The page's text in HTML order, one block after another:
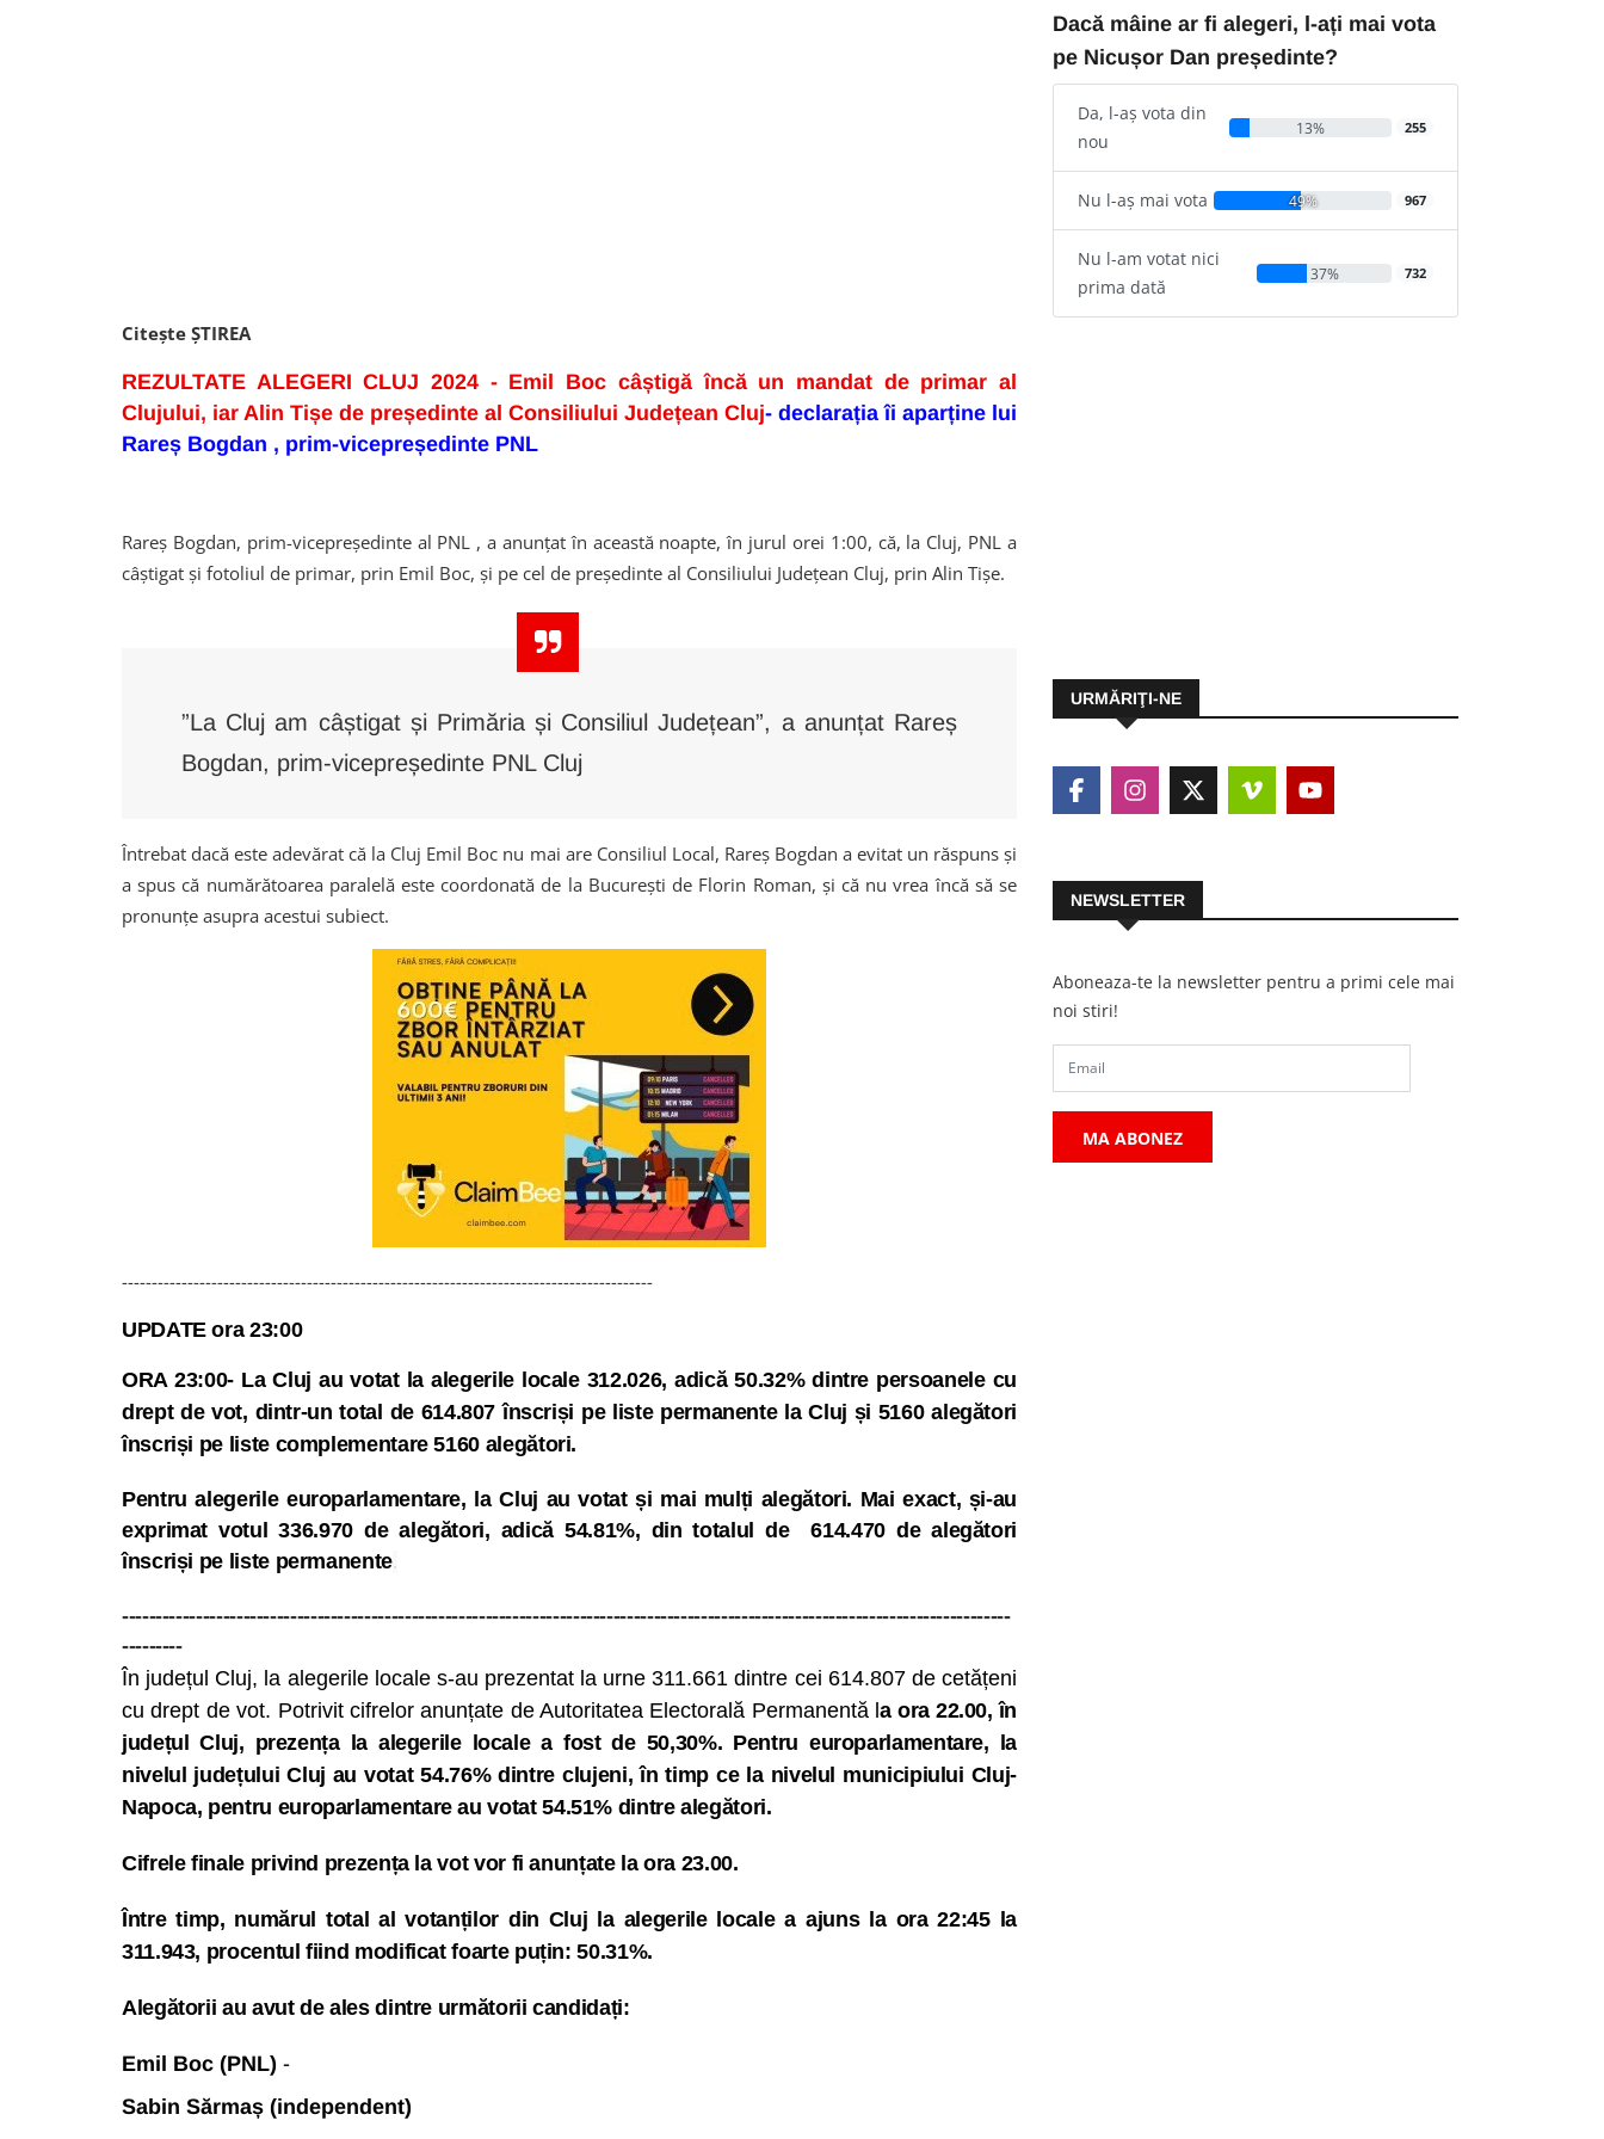
Citește ȘTIREA
REZULTATE ALEGERI CLUJ 2024 - Emil Boc câștigă încă un mandat de primar al
Clujului, iar Alin Tișe de președinte al Consiliului Județean Cluj- declarația îi aparține lui
Rareș Bogdan , prim-vicepreședinte PNL
Rareș Bogdan, prim-vicepreședinte al PNL , a anunțat în această noapte, în jurul orei 1:00, că, la Cluj, PNL a
câștigat și fotoliul de primar, prin Emil Boc, și pe cel de președinte al Consiliului Județean Cluj, prin Alin Tișe.
”La Cluj am câștigat și Primăria și Consiliul Județean”, a anunțat Rareș
Bogdan, prim-vicepreședinte PNL Cluj
Întrebat dacă este adevărat că la Cluj Emil Boc nu mai are Consiliul Local, Rareș Bogdan a evitat un răspuns și
a spus că numărătoarea paralelă este coordonată de la București de Florin Roman, și că nu vrea încă să se
pronunțe asupra acestui subiect.
-----------------------------------------------------------------------------------------
UPDATE ora 23:00
ORA 23:00- La Cluj au votat la alegerile locale 312.026, adică 50.32% dintre persoanele cu
drept de vot, dintr-un total de 614.807 înscriși pe liste permanente la Cluj și 5160 alegători
înscriși pe liste complementare 5160 alegători.
Pentru alegerile europarlamentare, la Cluj au votat și mai mulți alegători. Mai exact, și-au
exprimat votul 336.970 de alegători, adică 54.81%, din totalul de 614.470 de alegători
înscriși pe liste permanente.
------------------------------------------------------------------------------------------------------------------------------------
---------
În județul Cluj, la alegerile locale s-au prezentat la urne 311.661 dintre cei 614.807 de cetățeni
cu drept de vot. Potrivit cifrelor anunțate de Autoritatea Electorală Permanentă la ora 22.00, în
județul Cluj, prezența la alegerile locale a fost de 50,30%. Pentru europarlamentare, la
nivelul județului Cluj au votat 54.76% dintre clujeni, în timp ce la nivelul municipiului Cluj-
Napoca, pentru europarlamentare au votat 54.51% dintre alegători.
Cifrele finale privind prezența la vot vor fi anunțate la ora 23.00.
Între timp, numărul total al votanților din Cluj la alegerile locale a ajuns la ora 22:45 la
311.943, procentul fiind modificat foarte puțin: 50.31%.
Alegătorii au avut de ales dintre următorii candidați:
Emil Boc (PNL) -
Sabin Sărmaș (independent)
Dacă mâine ar fi alegeri, l-ați mai vota
pe Nicușor Dan președinte?
Da, l-aș vota din
nou
13% 255
Nu l-aș mai vota 49% 967
Nu l-am votat nici
prima dată
37% 732
URMĂRIŢI-NE
NEWSLETTER
Aboneaza-te la newsletter pentru a primi cele mai
noi stiri!
MA ABONEZ